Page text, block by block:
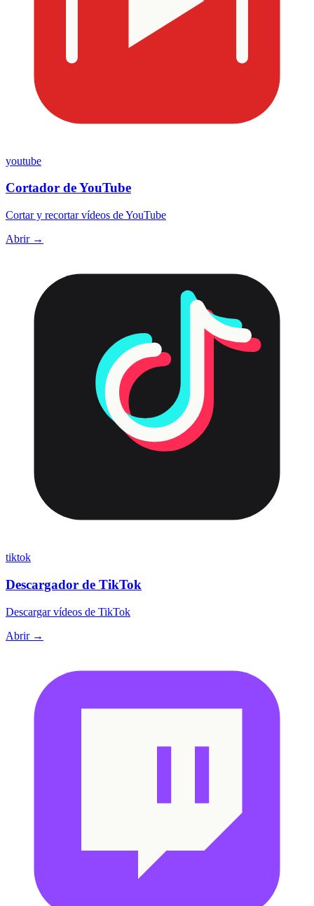
youtube
Cortador de YouTube
Cortar y recortar vídeos de YouTube
Abrir →
tiktok
Descargador de TikTok
Descargar vídeos de TikTok
Abrir →